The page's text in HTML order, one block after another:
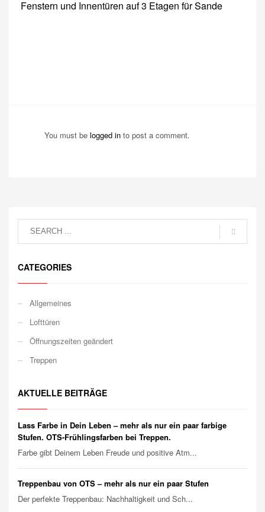
You must be logged in to post a comment.
CATEGORIES
Allgemeines
Lofttüren
Öffnungszeiten geändert
Treppen
AKTUELLE BEITRÄGE
Lass Farbe in Dein Leben – mehr als nur ein paar farbige
Stufen. OTS-Frühlingsfarben bei Treppen.
Farbe gibt Deinem Leben Freude und positive Atm...
Treppenbau von OTS – mehr als nur ein paar Stufen
Der perfekte Treppenbau: Nachhaltigkeit und Sch...